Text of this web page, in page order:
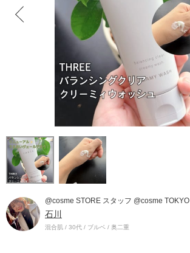
@cosme STORE スタッフ @cosme TOKYO
石川
混合肌 / 30代 / ブルベ / 奥二重